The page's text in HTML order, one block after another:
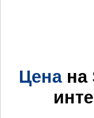
Ценана